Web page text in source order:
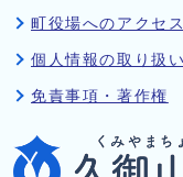
町役場へのアクセス
個人情報の取り扱
免責事項・著作権